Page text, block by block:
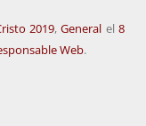
2019,General el8
Web.